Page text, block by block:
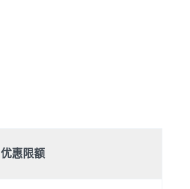
优惠限额